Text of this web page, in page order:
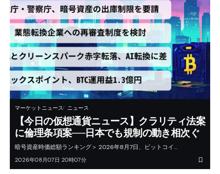
マーケットニュース ニュース
【今日の仮想通貨ニュース】クラリティ法案
に倫理条項案──日本でも規制の動き相次ぐ
暗号資産時価総額ランキング＞ 2026年8月7日、ビットコイ…
2026年08月07日 20時07分